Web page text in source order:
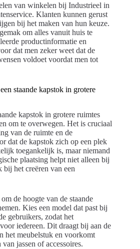
van winkelen bij Industrieel in
Klanten kunnen gerust
bij het maken van hun keuze.
om alles vanuit huis te
productinformatie en
dat men zeker weet dat de
voldoet voordat men tot
staande kapstok in grotere
kapstok in grotere ruimtes
om te overwegen. Het is cruciaal
van de ruimte en de
dat de kapstok zich op een plek
toegankelijk is, maar niemand
plaatsing helpt niet alleen bij
het creëren van een
de hoogte van de staande
Kies een model dat past bij
gebruikers, zodat het
iedereen. Dit draagt bij aan de
het meubelstuk en voorkomt
jassen of accessoires.